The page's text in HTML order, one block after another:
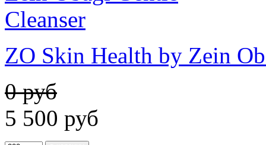
ZO Skin Health by Zein
0 руб
5 500 руб